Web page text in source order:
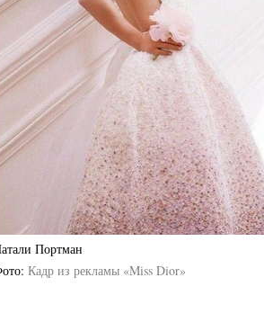
Портман
Кадр из рекламы «Miss Dior»